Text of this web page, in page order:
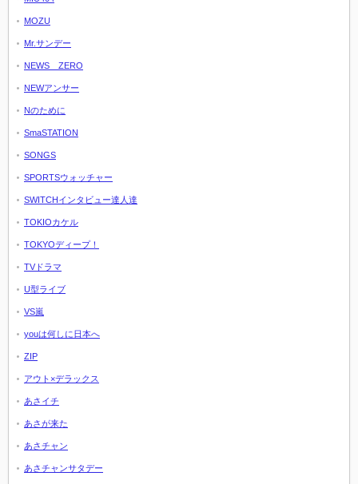
MOZU
Mr.サンデー
NEWS ZERO
NEWアンサー
Nのために
SmaSTATION
SONGS
SPORTSウォッチャー
SWITCHインタビュー達人達
TOKIOカケル
TOKYOディープ！
TVドラマ
U型ライブ
VS嵐
youは何しに日本へ
ZIP
アウト×デラックス
あさイチ
あさが来た
あさチャン
あさチャンサタデー